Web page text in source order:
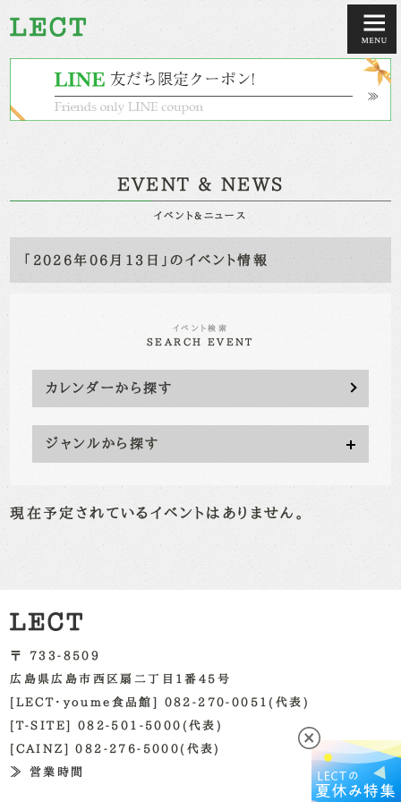
EVENT & NEWS
イベント&ニュース
「2026年06月13日」のイベント情報
イベント検索
SEARCH EVENT
カレンダーから探す
ジャンルから探す
現在予定されているイベントはありません。
〒 733-8509
広島県広島市西区扇二丁目1番45号
[LECT・youme食品館] 082-270-0051(代表)
[T-SITE] 082-501-5000(代表)
[CAINZ] 082-276-5000(代表)
≫ 営業時間